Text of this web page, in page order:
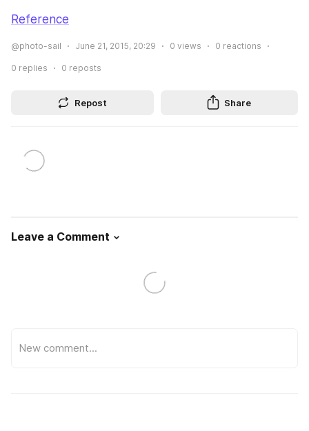
Reference
@photo-sail June 21, 2015, 20:29 0 views 0 reactions
0 replies 0 reposts
Repost Share
Leave a Comment